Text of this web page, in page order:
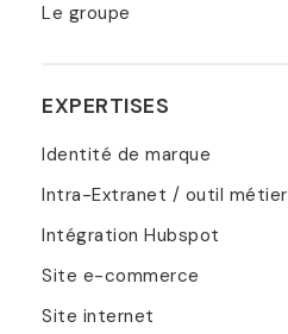
Le groupe
EXPERTISES
Identité de marque
Intra-Extranet / outil métier
Intégration Hubspot
Site e-commerce
Site internet